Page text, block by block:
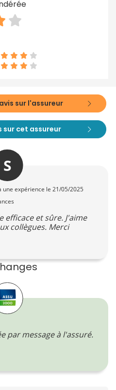
sur l'assureur
sur cet assureur
S
une expérience le 21/05/2025
efficace et sûre. J'aime
collègues. Merci
par message à l'assuré.